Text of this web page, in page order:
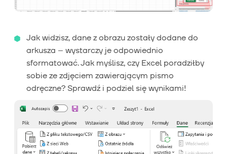
Jak widzisz, dane z obrazu zostały dodane do
arkusza – wystarczy je odpowiednio
sformatować. Jak myślisz, czy Excel poradziłby
sobie ze zdjęciem zawierającym pismo
odręczne? Sprawdź i podziel się wynikami!